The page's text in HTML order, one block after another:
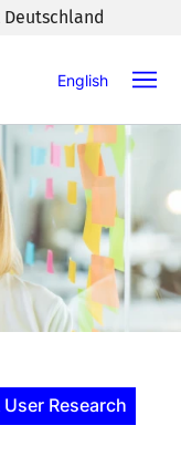
English
Research